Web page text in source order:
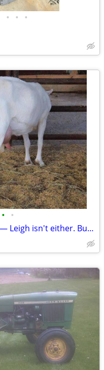
• • •
• •
India isn't registered — Leigh isn't either. But they're both reliable.